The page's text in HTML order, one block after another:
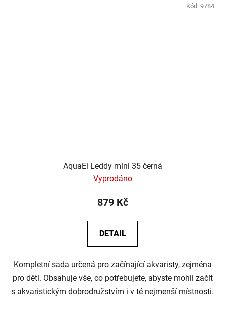
AquaEl Leddy mini 35 černá
Vyprodáno
879 Kč
DETAIL
Kompletní sada určená pro začínající akvaristy, zejména
pro děti. Obsahuje vše, co potřebujete, abyste mohli začít
s akvaristickým dobrodružstvím i v té nejmenší místnosti.
Kód: 9784